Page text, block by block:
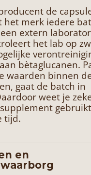
de
het merk iedere
extern
het lab op
bètaglucanen.
waarden binnen
gaat de batch in
weet je
tijd.
en